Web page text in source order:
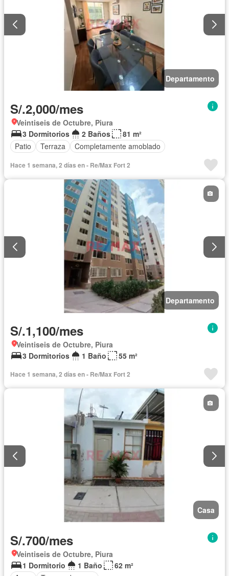
Departamento
S/.2,000/mes
Veintiseis de Octubre, Piura
3 Dormitorios
2 Baños
81 m²
Patio
Terraza Completamente amoblado
Hace 1 semana, 2 días en - Re/Max Fort 2
Departamento
S/.1,100/mes
Veintiseis de Octubre, Piura
3 Dormitorios
1 Baño 55 m²
Hace 1 semana, 2 días en - Re/Max Fort 2
Casa
S/.700/mes
Veintiseis de Octubre, Piura
1 Dormitorio
1 Baño
62 m²